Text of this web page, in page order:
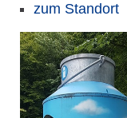
zum Standort